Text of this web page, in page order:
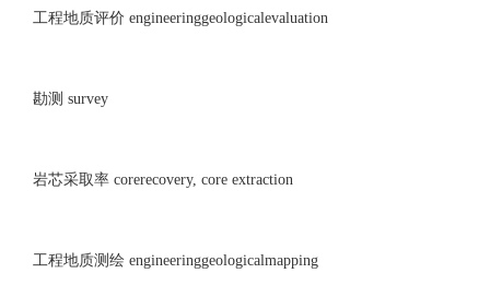
工程地质评价 engineeringgeologicalevaluation
勘测 survey
岩芯采取率 corerecovery, core extraction
工程地质测绘 engineeringgeologicalmapping